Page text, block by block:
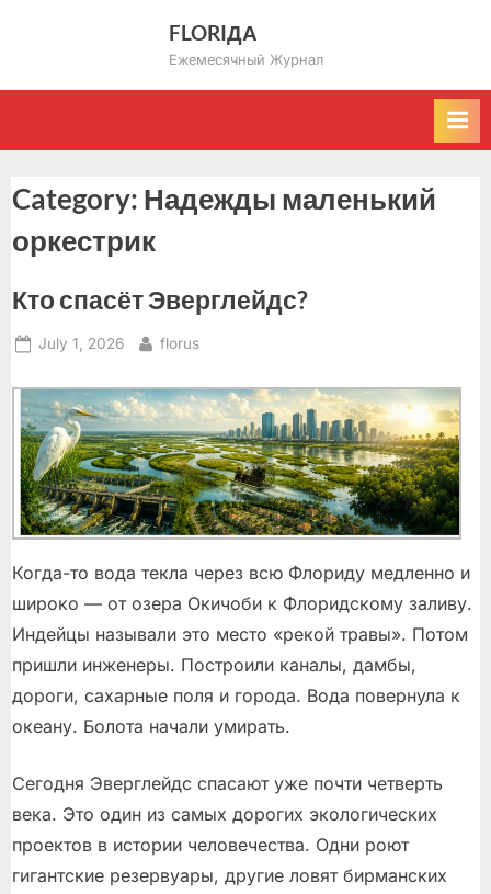
FLORIДА
Ежемесячный Журнал
Category: Надежды маленький
оркестрик
Кто спасёт Эверглейдс?
Posted
July 1, 2026 By
florus
Когда-то вода текла через всю Флориду медленно и
широко — от озера Окичоби к Флоридскому заливу.
Индейцы называли это место «рекой травы». Потом
пришли инженеры. Построили каналы, дамбы,
дороги, сахарные поля и города. Вода повернула к
океану. Болота начали умирать.
Сегодня Эверглейдс спасают уже почти четверть
века. Это один из самых дорогих экологических
проектов в истории человечества. Одни роют
гигантские резервуары, другие ловят бирманских